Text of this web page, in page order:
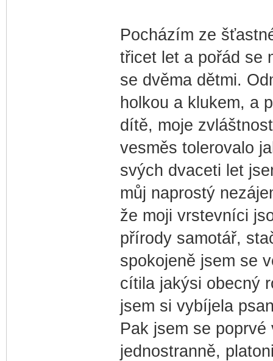
Pocházím ze
třicet let a pořád se
se dvěma dětmi.
holkou a klukem, a
dítě, moje
vesměs tolerovalo
svých dvaceti let
můj naprostý
že moji vrstevníci
přírody samotář,
spokojeně jsem se
cítila jakýsi obecný
jsem si vybíjela
Pak jsem se
jednostranně,